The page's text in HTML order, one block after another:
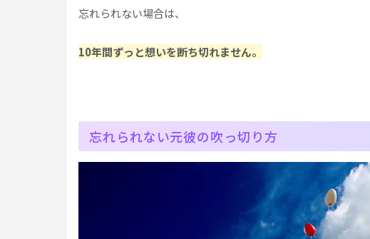
忘れられない場合は、
10年間ずっと想いを断ち切れません。
忘れられない元彼の吹っ切り方